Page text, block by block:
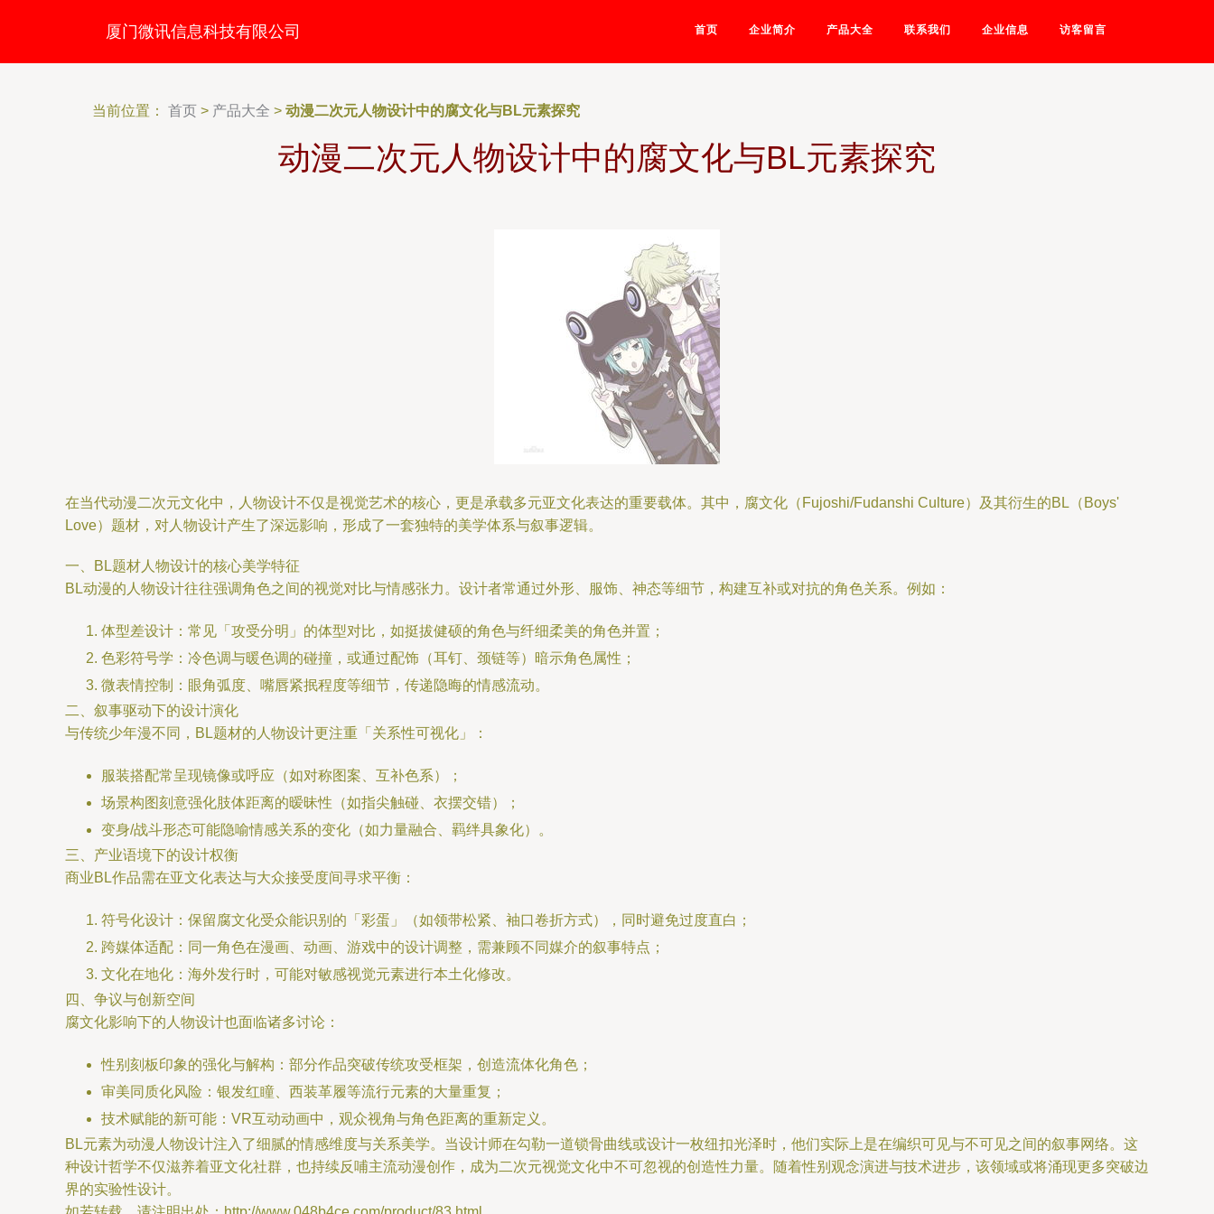
厦门微讯信息科技有限公司 首页 企业简介 产品大全 联系我们 企业信息 访客留言
当前位置： 首页 > 产品大全 > 动漫二次元人物设计中的腐文化与BL元素探究
动漫二次元人物设计中的腐文化与BL元素探究
在当代动漫二次元文化中，人物设计不仅是视觉艺术的核心，更是承载多元亚文化表达的重要载体。其中，腐文化（Fujoshi/Fudanshi Culture）及其衍生的BL（Boys'
Love）题材，对人物设计产生了深远影响，形成了一套独特的美学体系与叙事逻辑。
一、BL题材人物设计的核心美学特征
BL动漫的人物设计往往强调角色之间的视觉对比与情感张力。设计者常通过外形、服饰、神态等细节，构建互补或对抗的角色关系。例如：
体型差设计：常见「攻受分明」的体型对比，如挺拔健硕的角色与纤细柔美的角色并置；
色彩符号学：冷色调与暖色调的碰撞，或通过配饰（耳钉、颈链等）暗示角色属性；
微表情控制：眼角弧度、嘴唇紧抿程度等细节，传递隐晦的情感流动。
二、叙事驱动下的设计演化
与传统少年漫不同，BL题材的人物设计更注重「关系性可视化」：
服装搭配常呈现镜像或呼应（如对称图案、互补色系）；
场景构图刻意强化肢体距离的暧昧性（如指尖触碰、衣摆交错）；
变身/战斗形态可能隐喻情感关系的变化（如力量融合、羁绊具象化）。
三、产业语境下的设计权衡
商业BL作品需在亚文化表达与大众接受度间寻求平衡：
符号化设计：保留腐文化受众能识别的「彩蛋」（如领带松紧、袖口卷折方式），同时避免过度直白；
跨媒体适配：同一角色在漫画、动画、游戏中的设计调整，需兼顾不同媒介的叙事特点；
文化在地化：海外发行时，可能对敏感视觉元素进行本土化修改。
四、争议与创新空间
腐文化影响下的人物设计也面临诸多讨论：
性别刻板印象的强化与解构：部分作品突破传统攻受框架，创造流体化角色；
审美同质化风险：银发红瞳、西装革履等流行元素的大量重复；
技术赋能的新可能：VR互动动画中，观众视角与角色距离的重新定义。
BL元素为动漫人物设计注入了细腻的情感维度与关系美学。当设计师在勾勒一道锁骨曲线或设计一枚纽扣光泽时，他们实际上是在编织可见与不可见之间的叙事网络。这
种设计哲学不仅滋养着亚文化社群，也持续反哺主流动漫创作，成为二次元视觉文化中不可忽视的创造性力量。随着性别观念演进与技术进步，该领域或将涌现更多突破边
界的实验性设计。